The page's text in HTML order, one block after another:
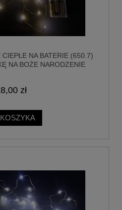
NA BATERIE (650.7)
NA BOŻE NARODZENIE
zł